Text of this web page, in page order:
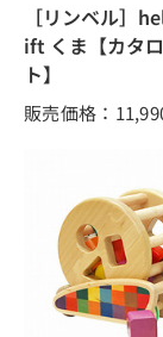
［リンベル］
ift くま【カタ
ト】
販売価格：